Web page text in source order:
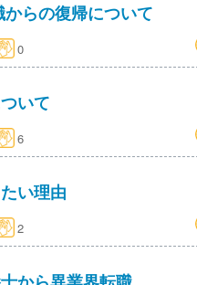
らの復帰について
0
いて
6
い理由
2